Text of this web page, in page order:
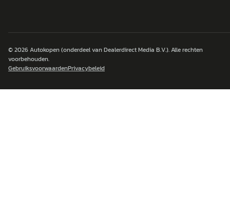
© 2026Autokopen(onderdeel van Dealerdirect Media B.V.). Alle rechten
voorbehouden.
GebruiksvoorwaardenPrivacybeleid